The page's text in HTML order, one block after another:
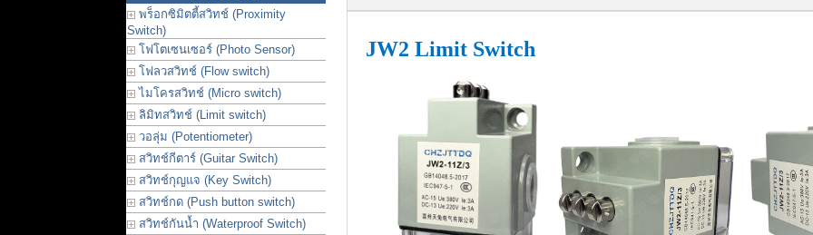
พร็อกซิมิตตี้สวิทช์ (Proximity
Switch)
โฟโตเซนเซอร์ (Photo Sensor)
โฟลวสวิทช์ (Flow switch)
ไมโครสวิทช์ (Micro switch)
ลิมิทสวิทช์ (Limit switch)
วอลุ่ม (Potentiometer)
สวิทช์กีตาร์ (Guitar Switch)
สวิทช์กุญแจ (Key Switch)
สวิทช์กด (Push button switch)
สวิทช์กันน้ำ (Waterproof Switch)
JW2 Limit Switch